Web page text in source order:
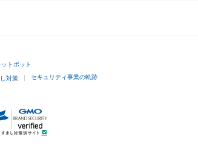
トボット
対策 セキュリティ事業の軌跡